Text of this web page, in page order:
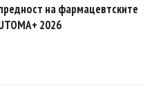
на фармацевтските
2026